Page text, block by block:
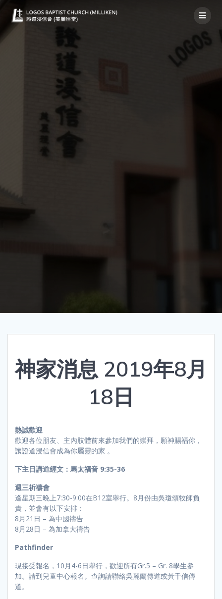
神家消息 2019年8月
18日
熱誠歡迎
歡迎各位朋友、主內肢體前來參加我們的崇拜，願神賜福你，
讓證道浸信會成為你屬靈的家 。
下主日講道經文：馬太福音 9:35-36
週三祈禱會
逢星期三晚上7:30-9:00在B12室舉行。8月份由吳瓊頌牧師負
責，並會有以下安排：
8月21日 – 為中國禱告
8月28日 – 為加拿大禱告
Pathfinder
現接受報名，10月4-6日舉行，歡迎所有Gr.5 – Gr. 8學生參
加。請到兒童中心報名。查詢請聯絡吳麗蘭傳道或黃千信傳
道。